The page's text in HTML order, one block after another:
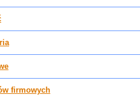
firmowych